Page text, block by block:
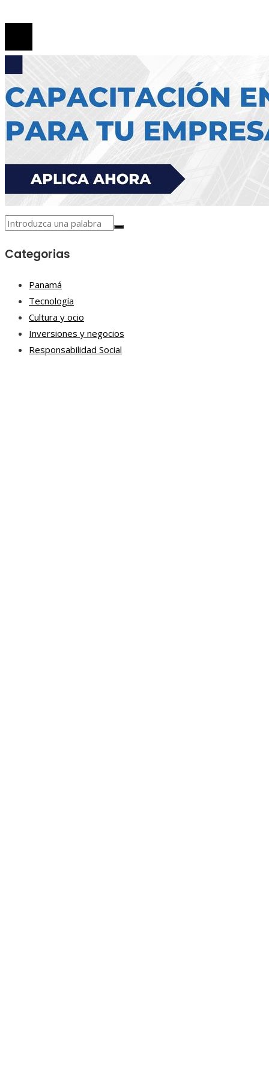
Categorias
Panamá
Tecnología
Cultura y ocio
Inversiones y negocios
Responsabilidad Social